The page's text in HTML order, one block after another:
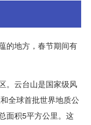
的地方，春节期间有
。云台山是国家级风
全球首批世界地质公
面积5平方公里。这